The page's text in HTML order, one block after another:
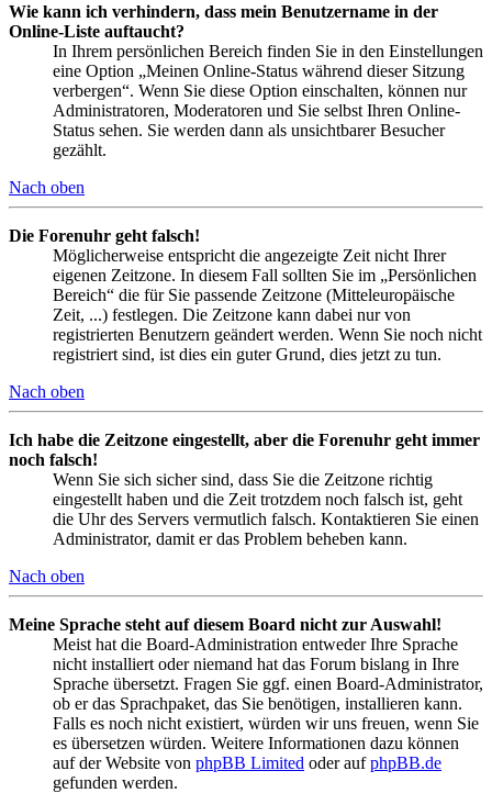
Wie kann ich verhindern, dass mein Benutzername in der
Online-Liste auftaucht?
In Ihrem persönlichen Bereich finden Sie in den Einstellungen
eine Option „Meinen Online-Status während dieser Sitzung
verbergen“. Wenn Sie diese Option einschalten, können nur
Administratoren, Moderatoren und Sie selbst Ihren Online-
Status sehen. Sie werden dann als unsichtbarer Besucher
gezählt.
Nach oben
Die Forenuhr geht falsch!
Möglicherweise entspricht die angezeigte Zeit nicht Ihrer
eigenen Zeitzone. In diesem Fall sollten Sie im „Persönlichen
Bereich“ die für Sie passende Zeitzone (Mitteleuropäische
Zeit, ...) festlegen. Die Zeitzone kann dabei nur von
registrierten Benutzern geändert werden. Wenn Sie noch nicht
registriert sind, ist dies ein guter Grund, dies jetzt zu tun.
Nach oben
Ich habe die Zeitzone eingestellt, aber die Forenuhr geht immer
noch falsch!
Wenn Sie sich sicher sind, dass Sie die Zeitzone richtig
eingestellt haben und die Zeit trotzdem noch falsch ist, geht
die Uhr des Servers vermutlich falsch. Kontaktieren Sie einen
Administrator, damit er das Problem beheben kann.
Nach oben
Meine Sprache steht auf diesem Board nicht zur Auswahl!
Meist hat die Board-Administration entweder Ihre Sprache
nicht installiert oder niemand hat das Forum bislang in Ihre
Sprache übersetzt. Fragen Sie ggf. einen Board-Administrator,
ob er das Sprachpaket, das Sie benötigen, installieren kann.
Falls es noch nicht existiert, würden wir uns freuen, wenn Sie
es übersetzen würden. Weitere Informationen dazu können
auf der Website von phpBB Limited oder aufphpBB.de
gefunden werden.